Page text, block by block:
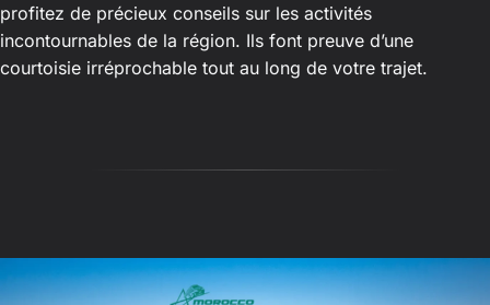
profitez de précieux conseils sur les activités
incontournables de la région. Ils font preuve d’une
courtoisie irréprochable tout au long de votre trajet.